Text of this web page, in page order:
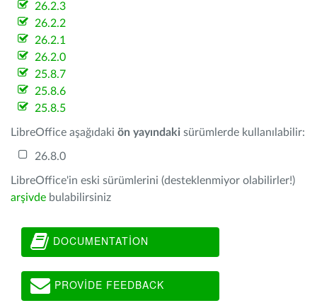
26.2.3
26.2.2
26.2.1
26.2.0
25.8.7
25.8.6
25.8.5
LibreOffice aşağıdaki ön yayındaki sürümlerde kullanılabilir:
26.8.0
LibreOffice'in eski sürümlerini (desteklenmiyor olabilirler!)
arşivde bulabilirsiniz
DOCUMENTATION
PROVIDE FEEDBACK